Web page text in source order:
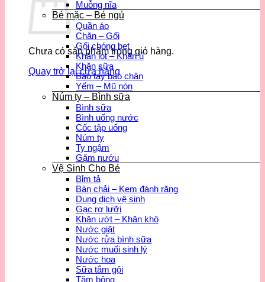
Chưa có sản phẩm trong giỏ hàng.
Quay trở lại cửa hàng
Muỗng nĩa
Bé mặc – Bé ngủ
Quần áo
Chăn – Gối
Gối chóng bẹt
Khăn lót – Khăn ủ
Khăn sữa
Bao tay bao chân
Yếm – Mũ nón
Núm ty – Bình sữa
Bình sữa
Bình uống nước
Cốc tập uống
Núm ty
Ty ngậm
Gặm nướu
Vệ Sinh Cho Bé
Bỉm tả
Bàn chải – Kem đánh răng
Dung dịch vệ sinh
Gạc rơ lưỡi
Khăn ướt – Khăn khô
Nước giặt
Nước rửa bình sữa
Nước muối sinh lý
Nước hoa
Sữa tắm gội
Tăm bông